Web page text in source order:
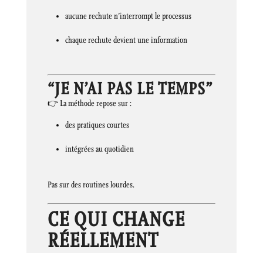
aucune rechute n’interrompt le processus
chaque rechute devient une information
“JE N’AI PAS LE TEMPS”
👉 La méthode repose sur :
des pratiques courtes
intégrées au quotidien
Pas sur des routines lourdes.
CE QUI CHANGE
RÉELLEMENT